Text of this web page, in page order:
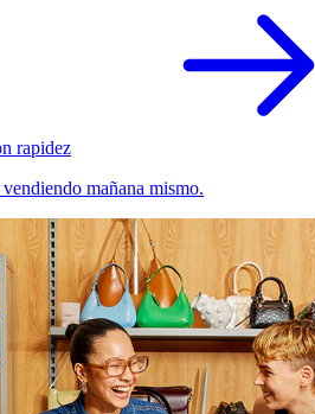
rapidez
vendiendo mañana mismo.